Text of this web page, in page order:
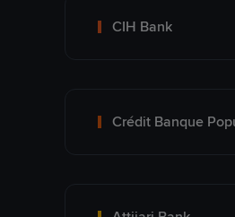
CIH Bank